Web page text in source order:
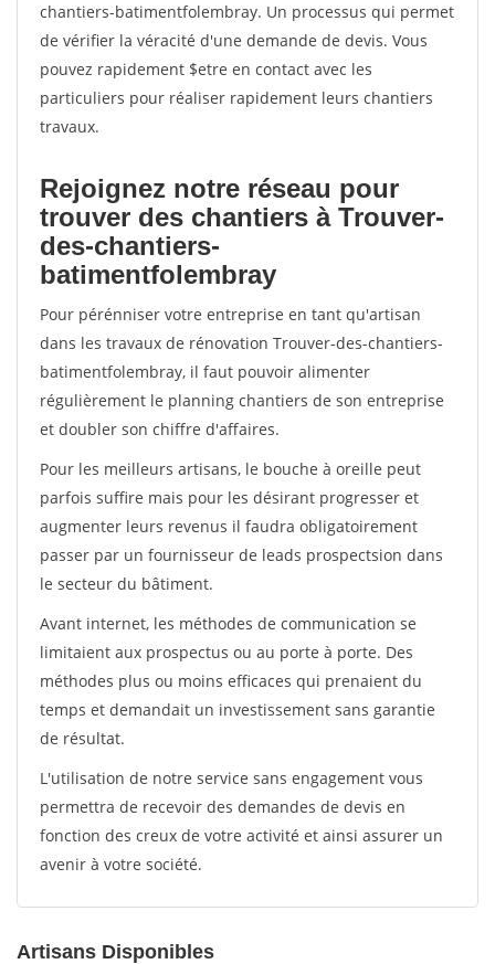
chantiers-batimentfolembray. Un processus qui permet
de vérifier la véracité d'une demande de devis. Vous
pouvez rapidement $etre en contact avec les
particuliers pour réaliser rapidement leurs chantiers
travaux.
Rejoignez notre réseau pour
trouver des chantiers à Trouver-
des-chantiers-
batimentfolembray
Pour pérénniser votre entreprise en tant qu'artisan
dans les travaux de rénovation Trouver-des-chantiers-
batimentfolembray, il faut pouvoir alimenter
régulièrement le planning chantiers de son entreprise
et doubler son chiffre d'affaires.
Pour les meilleurs artisans, le bouche à oreille peut
parfois suffire mais pour les désirant progresser et
augmenter leurs revenus il faudra obligatoirement
passer par un fournisseur de leads prospectsion dans
le secteur du bâtiment.
Avant internet, les méthodes de communication se
limitaient aux prospectus ou au porte à porte. Des
méthodes plus ou moins efficaces qui prenaient du
temps et demandait un investissement sans garantie
de résultat.
L'utilisation de notre service sans engagement vous
permettra de recevoir des demandes de devis en
fonction des creux de votre activité et ainsi assurer un
avenir à votre société.
Artisans Disponibles